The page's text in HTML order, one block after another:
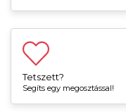
Tetszett?
Segíts egy megosztással!